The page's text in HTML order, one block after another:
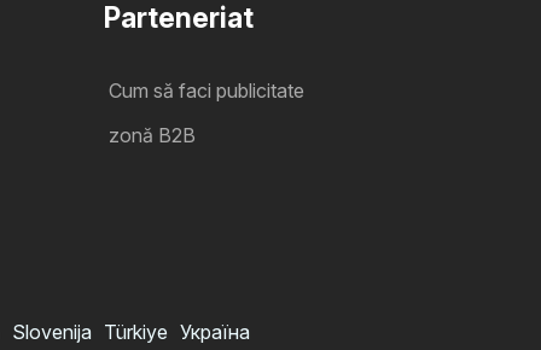
Parteneriat
Cum să faci publicitate
zonă B2B
Slovenija Türkiye Україна